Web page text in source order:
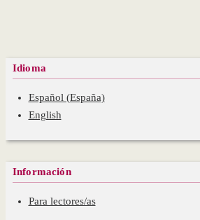
Idioma
Español (España)
English
Información
Para lectores/as